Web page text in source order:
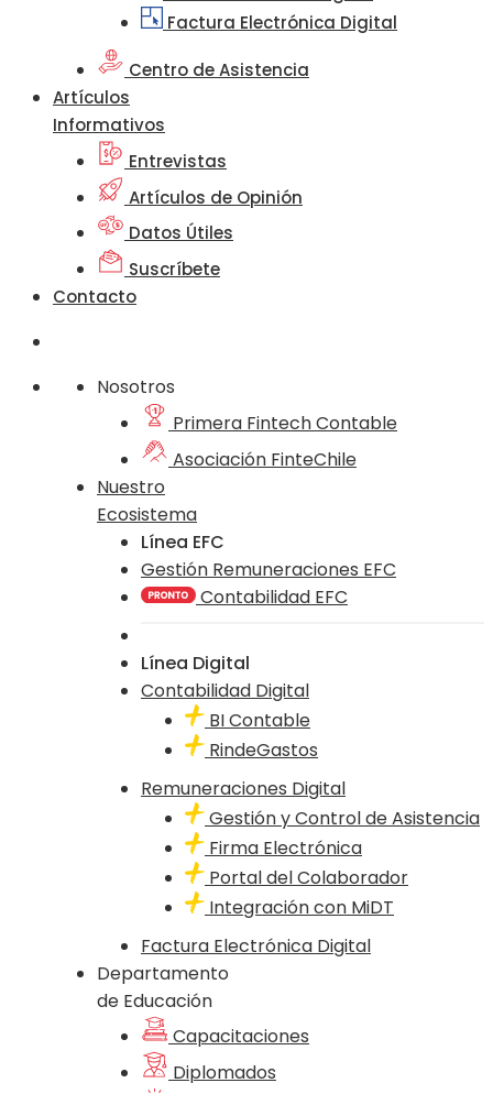
Factura Electrónica Digital
Centro de Asistencia
Artículos
Informativos
Entrevistas
Artículos de Opinión
Datos Útiles
Suscríbete
Contacto
Nosotros
Primera Fintech Contable
Asociación FinteChile
Nuestro
Ecosistema
Línea EFC
Gestión Remuneraciones EFC
Contabilidad EFC
Línea Digital
Contabilidad Digital
BI Contable
RindeGastos
Remuneraciones Digital
Gestión y Control de Asistencia
Firma Electrónica
Portal del Colaborador
Integración con MiDT
Factura Electrónica Digital
Departamento
de Educación
Capacitaciones
Diplomados